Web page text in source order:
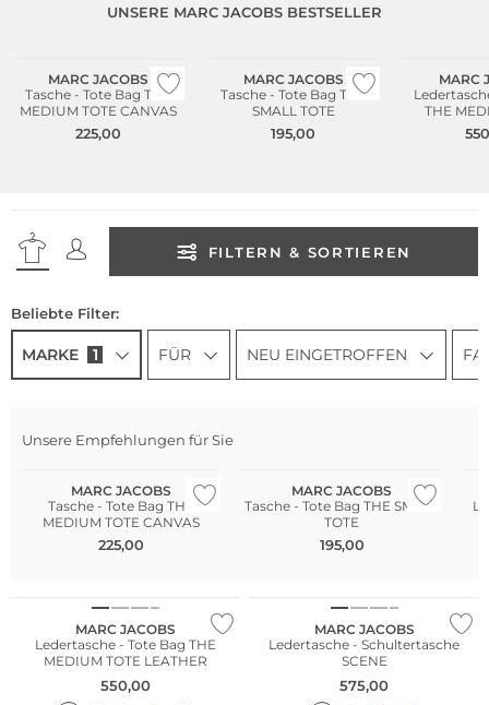
UNSERE MARC JACOBS BESTSELLER
MARC JACOBS
Tasche - Tote Bag THE
MEDIUM TOTE CANVAS
225,00
MARC JACOBS
Tasche - Tote Bag THE
SMALL TOTE
195,00
MARC
THE
FILTERN & SORTIEREN
Beliebte Filter:
MARKE 1 FÜR NEU EINGETROFFEN
Unsere Empfehlungen für Sie
Bestseller
MARC JACOBS
Tasche - Tote Bag THE
MEDIUM TOTE CANVAS
225,00
MARC JACOBS
Tasche - Tote Bag THE SMALL
TOTE
195,00
MARC JACOBS
Ledertasche - Tote Bag THE
MEDIUM TOTE LEATHER
550,00
MARC JACOBS
Ledertasche - Schultertasche
SCENE
575,00